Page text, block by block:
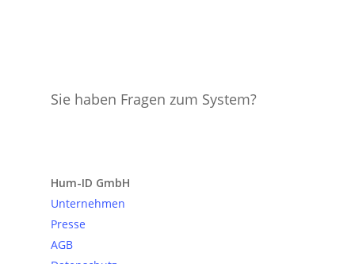
Sie haben Fragen zum System?
Hum-ID GmbH
Unternehmen
Presse
AGB